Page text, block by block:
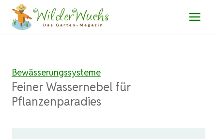
Zum
Inhalt
Bewässerungssysteme
Feiner Wassernebel für
Pflanzenparadies